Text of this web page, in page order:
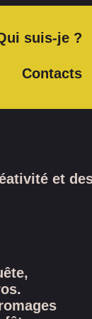
suis-je ?
Contacts
et